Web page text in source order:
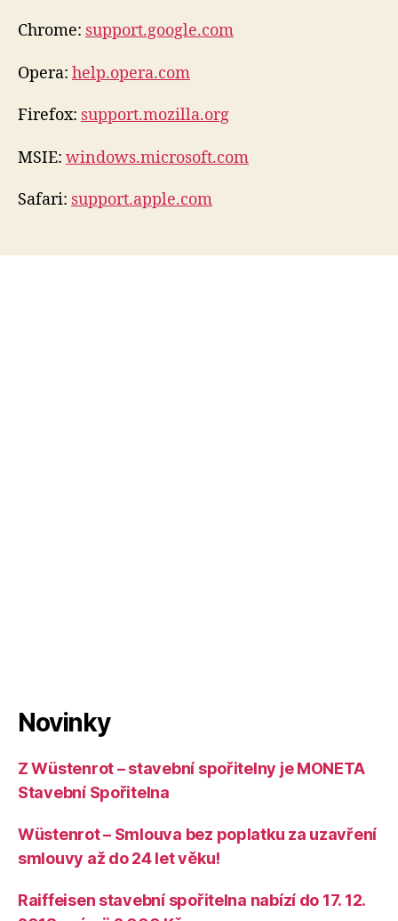
Chrome: support.google.com
Opera: help.opera.com
Firefox: support.mozilla.org
MSIE: windows.microsoft.com
Safari: support.apple.com
Novinky
Z Wüstenrot – stavební spořitelny je MONETA
Stavební Spořitelna
Wüstenrot – Smlouva bez poplatku za uzavření
smlouvy až do 24 let věku!
Raiffeisen stavební spořitelna nabízí do 17. 12.